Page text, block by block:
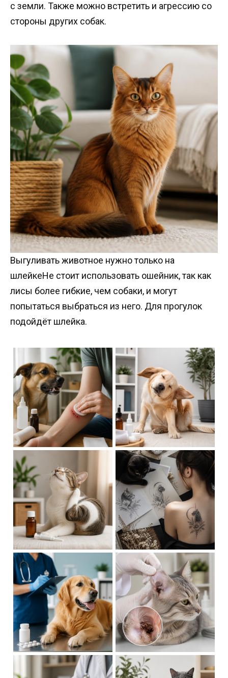
с земли. Также можно встретить и агрессию со
стороны других собак.
Выгуливать животное нужно только на
шлейкеНе стоит использовать ошейник, так как
лисы более гибкие, чем собаки, и могут
попытаться выбраться из него. Для прогулок
подойдёт шлейка.